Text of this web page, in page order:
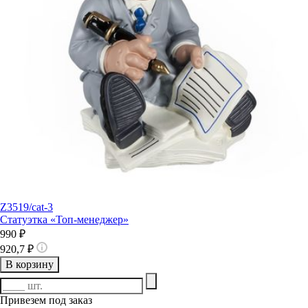
Z3519/cat-3
Статуэтка «Топ-менеджер»
990 ₽
920,7 ₽
В корзину
Привезем под заказ